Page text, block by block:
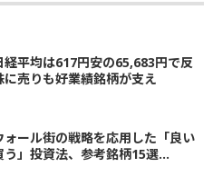
経平均は617円安の65,683円で反
売りも好業績銘柄が支え
ォール街の戦略を応用した「良い
う」投資法、参考銘柄15選...